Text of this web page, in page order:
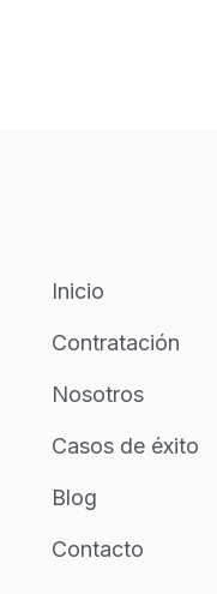
Inicio
Contratación
Nosotros
Casos de éxito
Blog
Contacto